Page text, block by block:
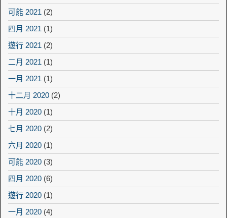
可能 2021 (2)
四月 2021 (1)
遊行 2021 (2)
二月 2021 (1)
一月 2021 (1)
十二月 2020 (2)
十月 2020 (1)
七月 2020 (2)
六月 2020 (1)
可能 2020 (3)
四月 2020 (6)
遊行 2020 (1)
一月 2020 (4)